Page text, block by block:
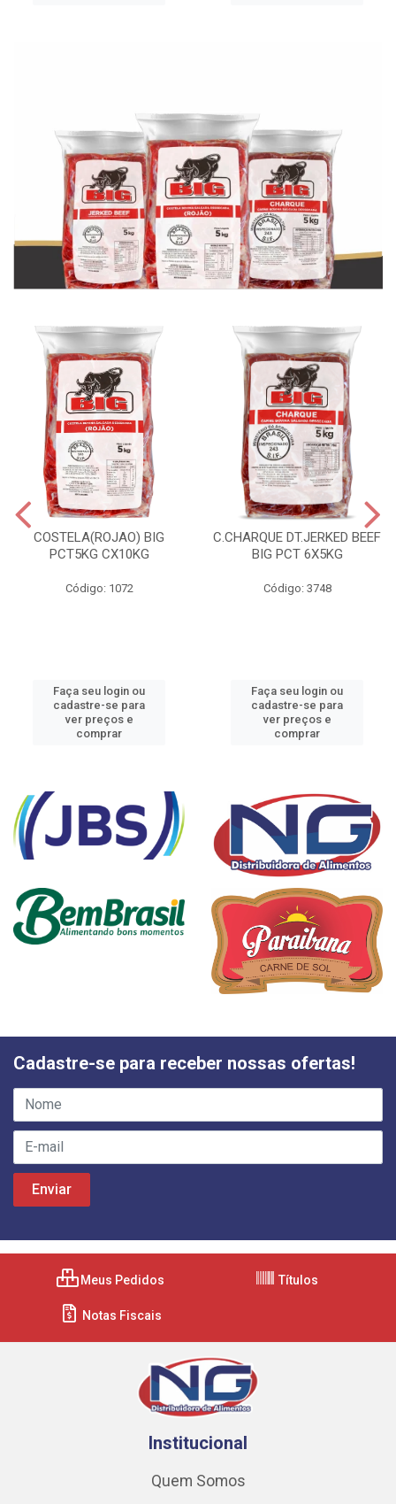
COSTELA(ROJAO) BIG
PCT5KG CX10KG
Código: 1072
Faça seu login ou
cadastre-se para
ver preços e
comprar
C.CHARQUE DT.JERKED BEEF
BIG PCT 6X5KG
Código: 3748
Faça seu login ou
cadastre-se para
ver preços e
comprar
Cadastre-se para receber nossas ofertas!
Meus Pedidos Títulos
Notas Fiscais
Institucional
Quem Somos